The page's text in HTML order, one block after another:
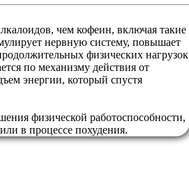
чем кофеин, включая такие
нервную систему, повышает
физических нагрузок
по механизму действия от
энергии, который спустя
физической работоспособности,
в процессе похудения.